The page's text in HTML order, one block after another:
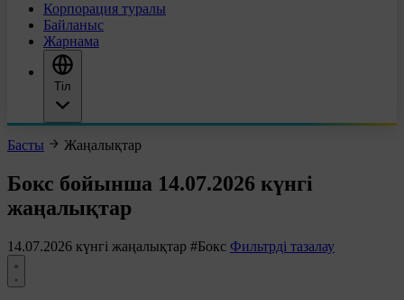
Корпорация туралы
Байланыс
Жарнама
Тіл
Басты Жаңалықтар
Бокс бойынша 14.07.2026 күнгі
жаңалықтар
14.07.2026 күнгі жаңалықтар #Бокс Фильтрді тазалау